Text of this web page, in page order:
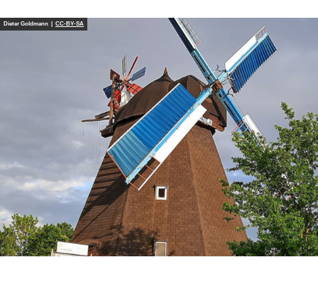
Dieter Goldmann | CC-BY-SA